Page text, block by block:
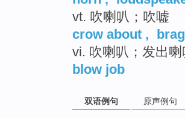
vt. 吹喇叭；吹嘘
crow about ,
vi. 吹喇叭；发出
blow job
双语例句 原声例句